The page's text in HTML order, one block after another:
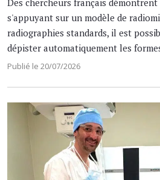
s'appuyant sur un modèle de
radiographies standards, il est
dépister automatiquement les
Publié le 20/07/2026